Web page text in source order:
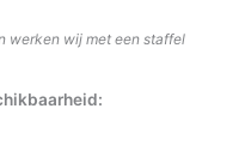
werken wij met een staffel